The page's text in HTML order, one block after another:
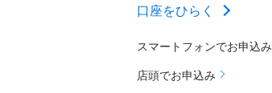
口座をひらく
スマートフォンでお申込み
店頭でお申込み